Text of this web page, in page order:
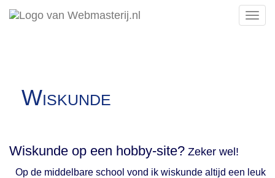
Toggle
Menu
Wiskunde
Wiskunde op een hobby-site? Zeker wel!
Op de middelbare school vond ik wiskunde altijd een leuk